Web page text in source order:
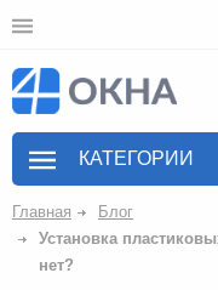
КАТЕГОРИИ
Главная
Блог
Установка
нет?